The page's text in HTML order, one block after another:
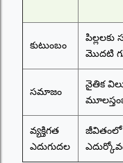
కుటుంబం
పిల్లలకు
మొదటి
సమాజం
నైతిక
వ్యక్తిగత
ఎదుగుదల
జీవితంలో